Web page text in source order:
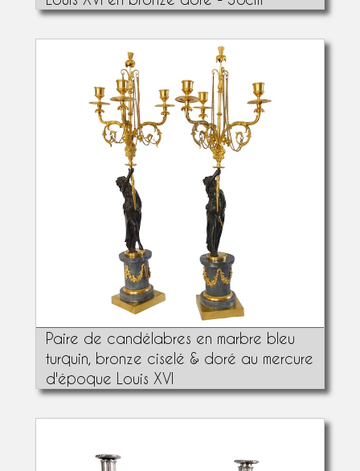
Paire de candélabres en marbre bleu
turquin, bronze ciselé & doré au mercure
d'époque Louis XVI